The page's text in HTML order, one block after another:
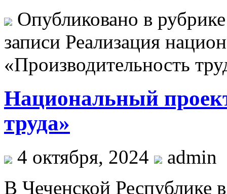
Опубликовано в
записи Реализация
«Производительность
Национальный
труда»
4 октября, 2024
admin
В Чеченской Республике